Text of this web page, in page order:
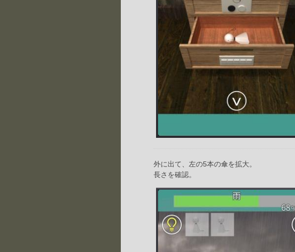
外に出て、左の5本の傘を拡大。
長さを確認。